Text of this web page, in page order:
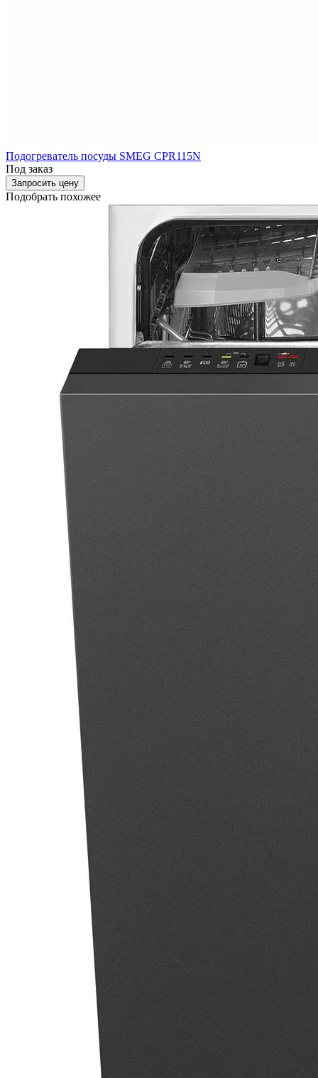
Подогреватель посуды SMEG CPR115N
Под заказ
Запросить цену
Подобрать похожее